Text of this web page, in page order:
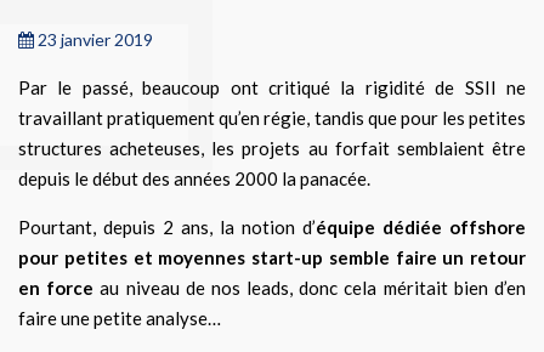
23 janvier 2019
Par le passé, beaucoup ont critiqué la rigidité de SSII ne
travaillant pratiquement qu’en régie, tandis que pour les petites
structures acheteuses, les projets au forfait semblaient être
depuis le début des années 2000 la panacée.
Pourtant, depuis 2 ans, la notion d’équipe dédiée offshore
pour petites et moyennes start-up semble faire un retour
en force au niveau de nos leads, donc cela méritait bien d’en
faire une petite analyse…